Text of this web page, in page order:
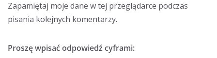
Zapamiętaj moje dane w tej przeglądarce podczas
pisania kolejnych komentarzy.
Proszę wpisać odpowiedź cyframi: